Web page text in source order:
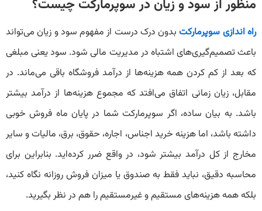
منظور از سود و زیان در سوپرمارکت چیست؟
راه اندازی سوپرمارکتبدون درک درست از مفهوم سود و زیان می‌تواند
باعث تصمیم‌گیری‌های اشتباه در مدیریت مالی شود. سود یعنی مبلغی
که بعد از کم کردن همه هزینه‌ها از درآمد فروشگاه باقی می‌ماند. در
مقابل، زیان زمانی اتفاق می‌افتد که مجموع هزینه‌ها از درآمد بیشتر
باشد. به بیان ساده، اگر سوپرمارکت شما در پایان ماه فروش خوبی
داشته باشد، اما هزینه خرید اجناس، اجاره، حقوق، برق، مالیات و سایر
مخارج از کل درآمد بیشتر شود، در واقع ضرر کرده‌اید. بنابراین برای
محاسبه دقیق، نباید فقط به صندوق یا میزان فروش روزانه نگاه کنید،
بلکه همه هزینه‌های مستقیم و غیرمستقیم را هم در نظر بگیرید.